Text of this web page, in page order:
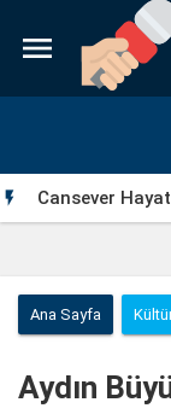

 Cansever
Ana Sayfa
Aydın